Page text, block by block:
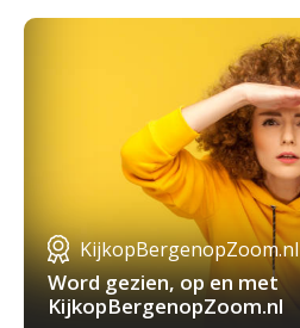
KijkopBergenopZoom.nl
Word gezien, op en met
KijkopBergenopZoom.nl